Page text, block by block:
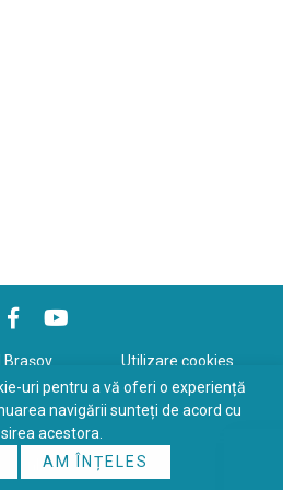
Braşov Utilizare cookies
confidenţialitate
Reserved. Powered by
Online
uri pentru a vă oferi o experiență
navigării sunteți de acord cu
acestora.
AM ÎNȚELES